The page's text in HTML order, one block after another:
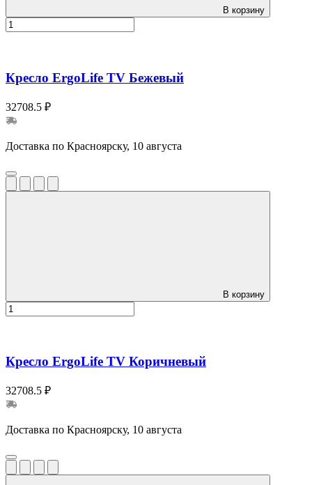
В корзину
Кресло ErgoLife TV Бежевый
32708.5 ₽
Доставка по Красноярску, 10 августа
В корзину
Кресло ErgoLife TV Коричневый
32708.5 ₽
Доставка по Красноярску, 10 августа